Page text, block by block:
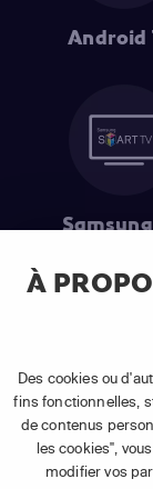
À
Des cookies ou
fins fonctionnelles,
de contenus
les cookies",
modifier vos
Android
(2) Prix de
uniques
(3) Restart &